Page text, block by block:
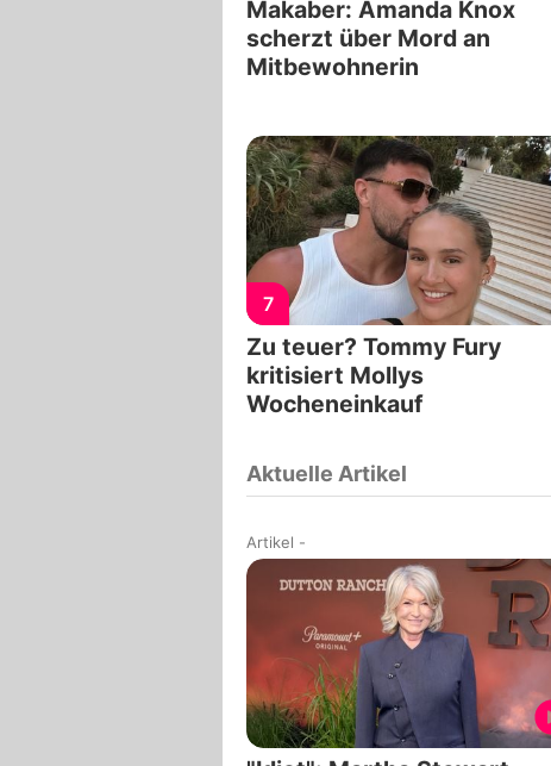
Makaber: Amanda Knox
scherzt über Mord an
Mitbewohnerin
7
Zu teuer? Tommy Fury
kritisiert Mollys
Wocheneinkauf
Aktuelle Artikel
Artikel -